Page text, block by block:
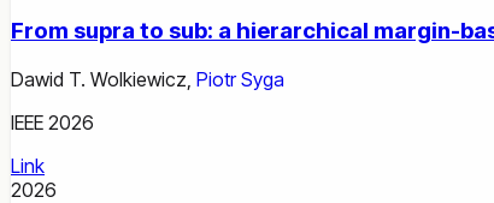
From supra to sub: a hierarchical margin-
Dawid T. Wolkiewicz Piotr Syga
IEEE 2026
Link
2026